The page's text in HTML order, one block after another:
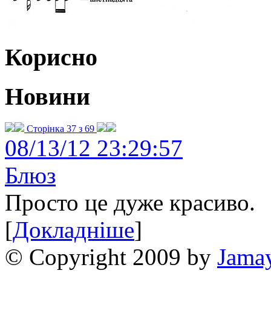
Корисно
Новини
Сторінка 37 з 69
08/13/12 23:29:57
Блюз
Просто це дуже красиво.
[Докладніше]
© Copyright 2009 by